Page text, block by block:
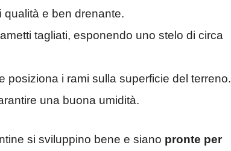
qualità e ben drenante.
tagliati, esponendo uno stelo di circa
posiziona i rami sulla superficie del terreno.
una buona umidità.
si sviluppino bene e siano pronte per